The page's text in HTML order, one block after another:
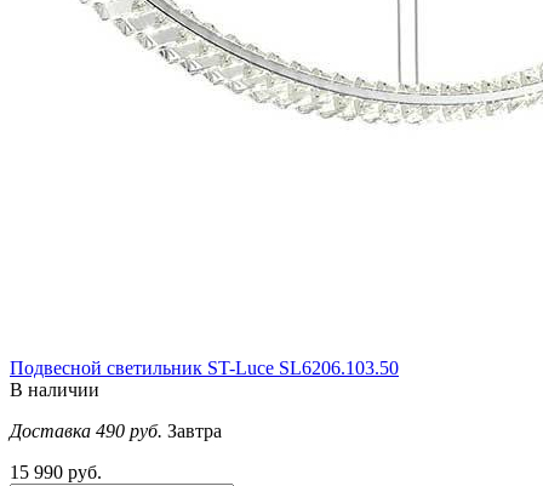
Подвесной светильник ST-Luce SL6206.103.50
В наличии
Доставка 490 руб. Завтра
15 990 руб.